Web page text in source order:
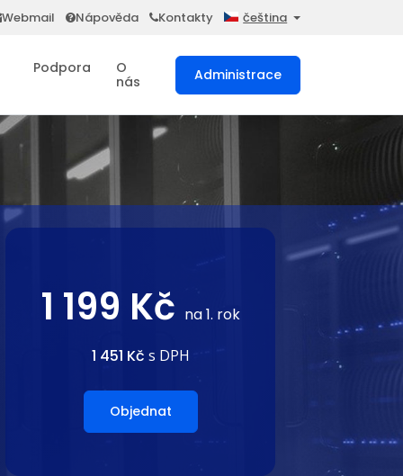
Webmail Nápověda Kontakty čeština
Podpora
O
nás
Administrace
1 199 Kč na 1. rok
1 451 Kč s DPH
Objednat